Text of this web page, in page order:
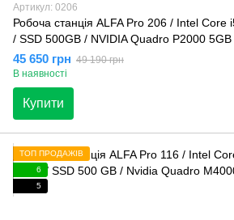
Артикул: 0206
Робоча станція ALFA Pro 206 / Intel
/ SSD 500GB / NVIDIA Quadro P2000 5GB
45 650 грн 49 190 грн
В наявності
Купити
ТОП ПРОДАЖІВ
6
5